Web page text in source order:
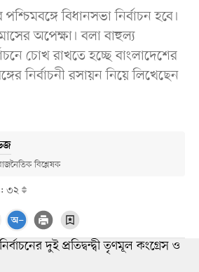
বিধানসভা নির্বাচন হবে।
অপেক্ষা। বলা বাহুল্য
চোখ রাখতে হচ্ছে বাংলাদেশের
নির্বাচনী রসায়ন নিয়ে লিখেছেন
বিশ্লেষক
৩২